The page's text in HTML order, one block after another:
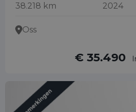
38.218 km 2024
Oss
€ 35.490